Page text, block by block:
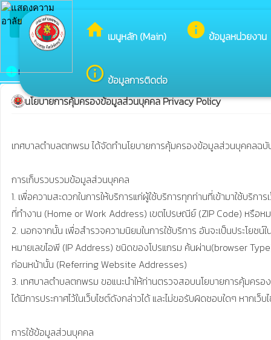
home เมนูหลัก (Main) info ข้อมูลหน่วยงาน
info_outline ข้อมูลการติดต่อ
arrow_back_iosกลับเมนูหลัก
infoนโยบายคุ้มครองข้อมูลส่วนบุคคล
นโยบายการคุ้มครองข้อมูลส่วนบุคคล Privacy Policy
เทศบาลตำบลตกพรม ได้จัดทำนโยบายการคุ้มครองข้อมูลส่วนบุคคล
การเก็บรวบรวมข้อมูลส่วนบุคคล
1. เพื่อความสะดวกในการให้บริการแก่ผู้ใช้บริการทุกท่านที่เข้ามาใช้บ
ที่ทำงาน (Home or Work Address) เขตไปรษณีย์ (ZIP Code) หรือ
2. นอกจากนั้น เพื่อสำรวจความนิยมในการใช้บริการ อันจะเป็นประโย
หมายเลขไอพี (IP Address) ชนิดของโปรแกรม ค้นผ่าน(browser
ก่อนหน้านั้น (Referring Website Addresses)
3. เทศบาลตำบลตกพรม ขอแนะนำให้ท่านตรวจสอบนโยบายการคุ้มครอ
ได้มีการประกาศไว้ในเว็บไซต์ดังกล่าวได้ และไม่ขอรับผิดชอบใดๆ หาก
การใช้ข้อมูลส่วนบุคคล